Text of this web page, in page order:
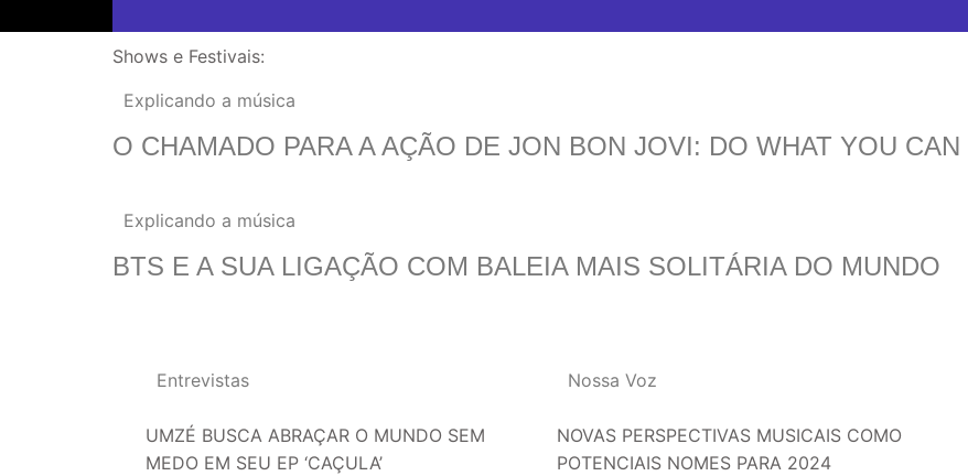
Shows e Festivais:
Explicando a música
O CHAMADO PARA A AÇÃO DE JON BON JOVI: DO WHAT YOU CAN
Explicando a música
BTS E A SUA LIGAÇÃO COM BALEIA MAIS SOLITÁRIA DO MUNDO
Entrevistas
UMZÉ BUSCA ABRAÇAR O MUNDO SEM
MEDO EM SEU EP ‘CAÇULA’
Nossa Voz
NOVAS PERSPECTIVAS MUSICAIS COMO
POTENCIAIS NOMES PARA 2024